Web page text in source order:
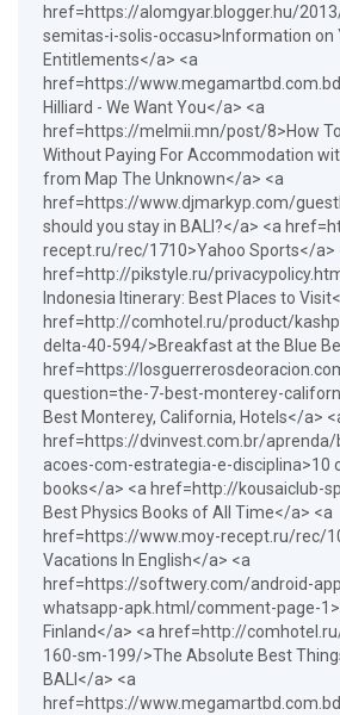
href=https://alomgyar.blogger.hu/
semitas-i-solis-occasu>Information on
Entitlements</a> <a
href=https://
Hilliard - We Want You</a> <a
href=https://melmii.mn/post/8>How
Without Paying For Accommodation
from Map The Unknown</a> <a
href=https://www.djmarkyp.com/
should you stay in BALI?</a> <a
recept.ru/rec/1710>Yahoo Sports</a>
href=http://pikstyle.ru/
Indonesia Itinerary: Best Places to
href=http://comhotel.ru/product/
delta-40-594/>Breakfast at the Blue
href=https://
question=the-7-best-monterey-
Best Monterey, California, Hotels</a>
href=https://dvinvest.com.br/
acoes-com-estrategia-e-disciplina>10
books</a> <a href=http://kousaiclub-
Best Physics Books of All Time</a> <a
href=https://www.moy-recept.ru/rec/
Vacations In English</a> <a
href=https://softwery.com/android-
whatsapp-apk.html/comment-page-
Finland</a> <a href=http://
160-sm-199/>The Absolute Best
BALI</a> <a
href=https://